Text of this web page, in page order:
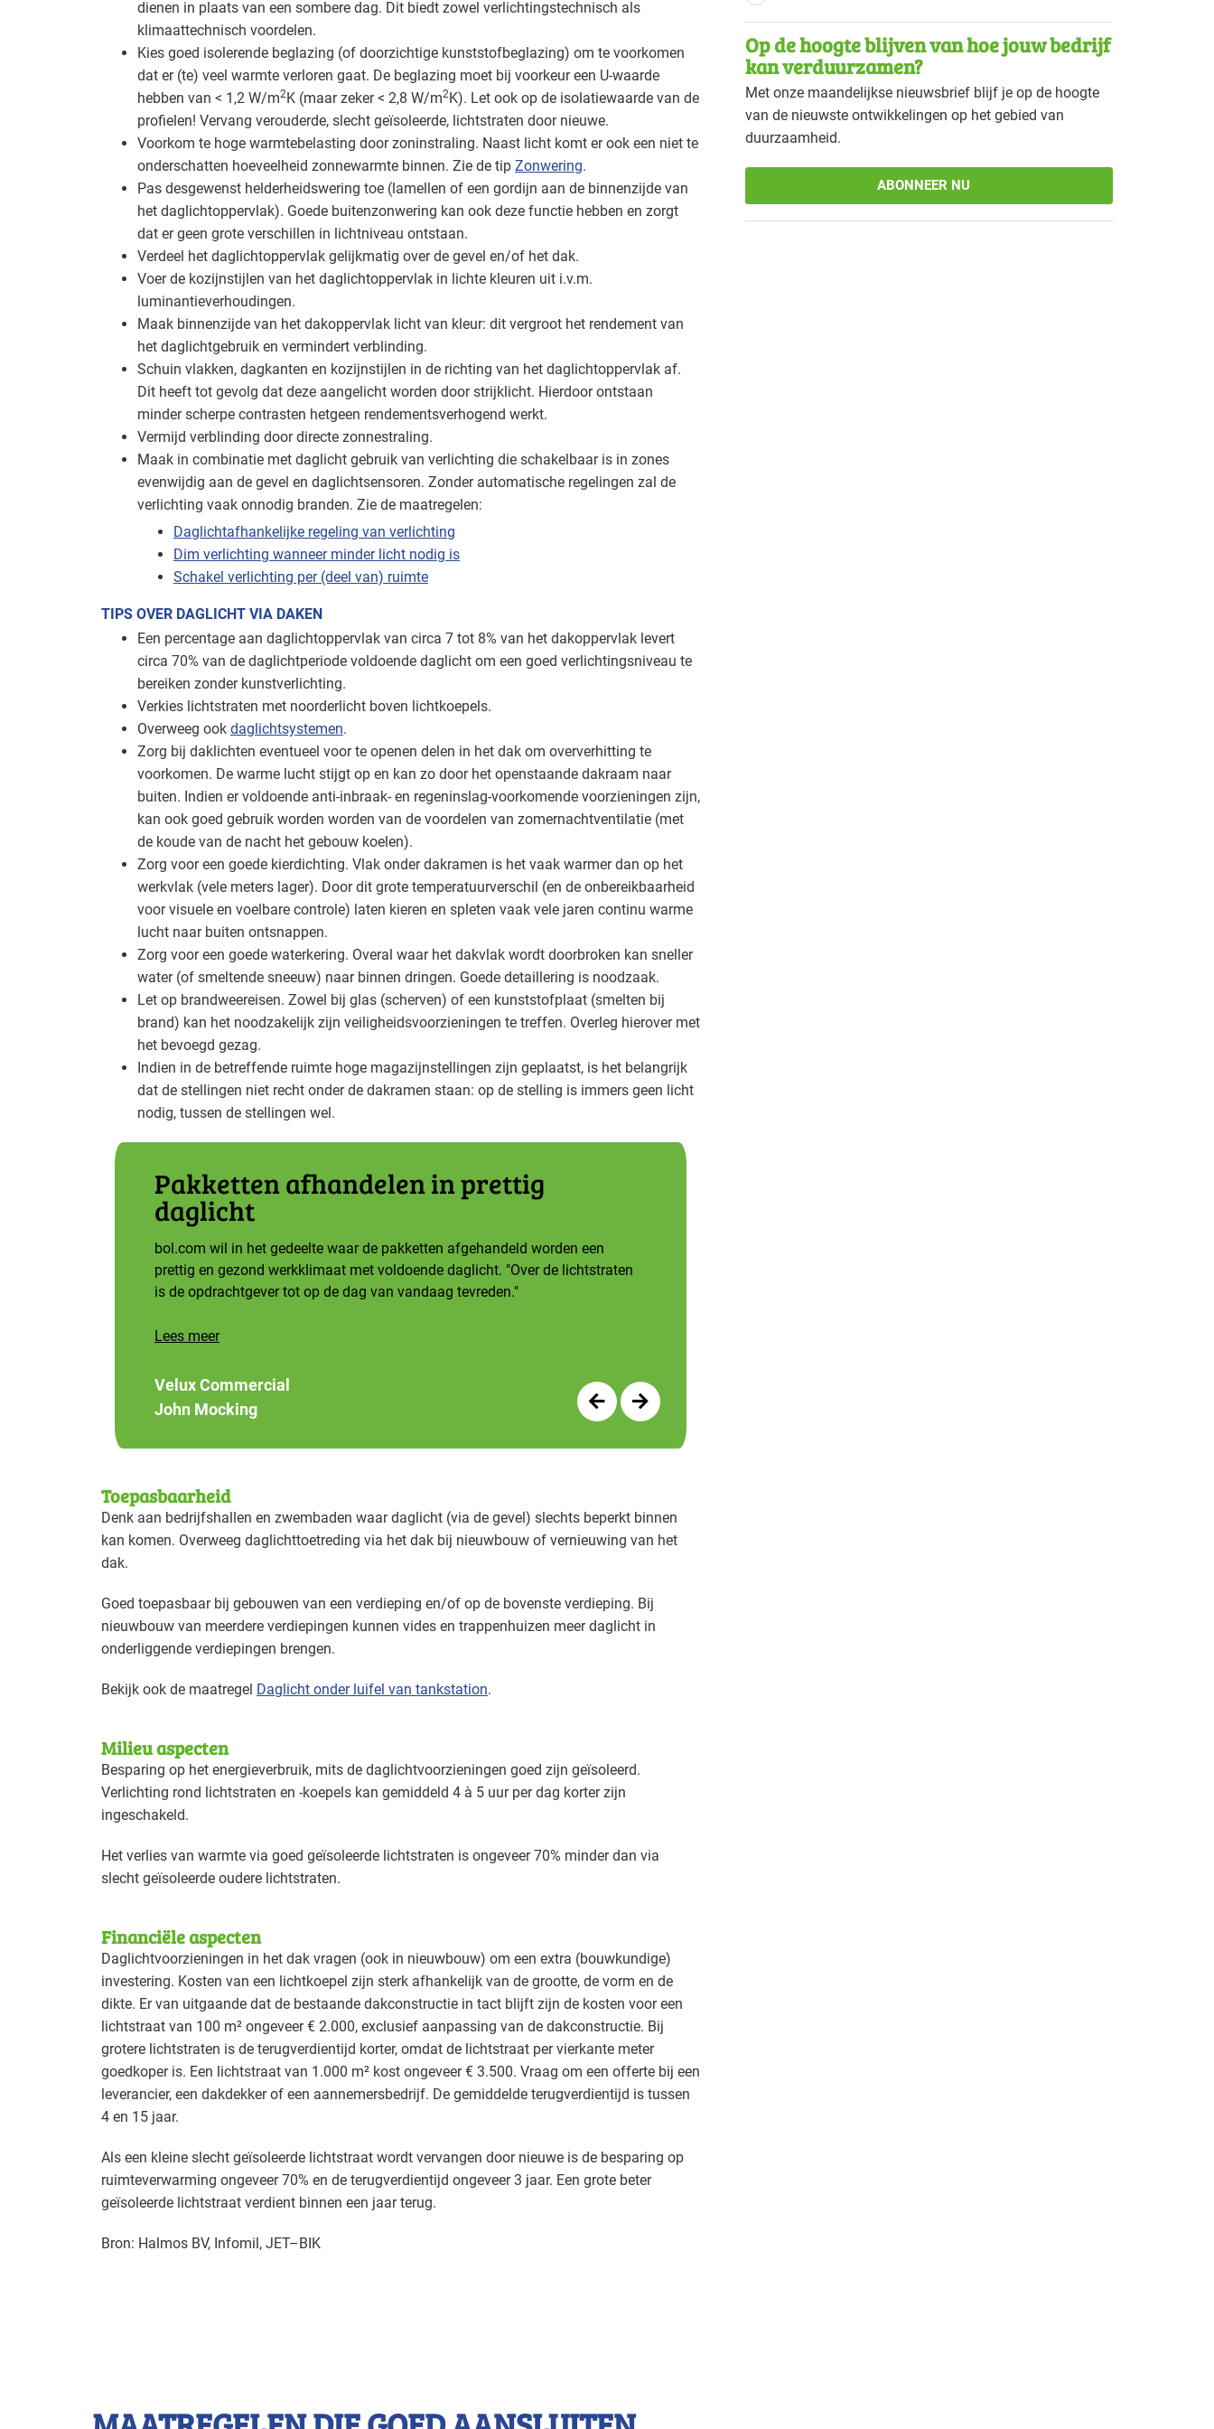
Landbouw - veeteelt Basis Natwasserijen Basis
Overige branches Basis Recreatie - congreslocaties Gevorderd Recreatie - hotels Gevorderd
Recreatie - overig Gevorderd Recreatie - restaurants en cafés Gevorderd Sport - overig Basis
Sport - zwembaden Basis Voedingsindustrie - brood en banket Basis Voedingsindustrie - overig
Voedingsindustrie - vlees Gevorderd Voedingsindustrie - zoetwaren Basis Zorg - dierenartsen Gevorderd
Zorg - eerstelijns Gevorderd Zorg - ziekenhuizen Gevorderd
Zorg - zorginstellingen Gevorderd
dienen in plaats van een sombere dag. Dit biedt zowel verlichtingstechnisch als
klimaattechnisch voordelen.
Kies goed isolerende beglazing (of doorzichtige kunststofbeglazing) om te voorkomen
dat er (te) veel warmte verloren gaat. De beglazing moet bij voorkeur een U-waarde
hebben van < 1,2 W/m2K (maar zeker < 2,8 W/m2K). Let ook op de isolatiewaarde van de
profielen! Vervang verouderde, slecht geïsoleerde, lichtstraten door nieuwe.
Voorkom te hoge warmtebelasting door zoninstraling. Naast licht komt er ook een niet te
onderschatten hoeveelheid zonnewarmte binnen. Zie de tip Zonwering.
Pas desgewenst helderheidswering toe (lamellen of een gordijn aan de binnenzijde van
het daglichtoppervlak). Goede buitenzonwering kan ook deze functie hebben en zorgt
dat er geen grote verschillen in lichtniveau ontstaan.
Verdeel het daglichtoppervlak gelijkmatig over de gevel en/of het dak.
Voer de kozijnstijlen van het daglichtoppervlak in lichte kleuren uit i.v.m.
luminantieverhoudingen.
Maak binnenzijde van het dakoppervlak licht van kleur: dit vergroot het rendement van
het daglichtgebruik en vermindert verblinding.
Schuin vlakken, dagkanten en kozijnstijlen in de richting van het daglichtoppervlak af.
Dit heeft tot gevolg dat deze aangelicht worden door strijklicht. Hierdoor ontstaan
minder scherpe contrasten hetgeen rendementsverhogend werkt.
Vermijd verblinding door directe zonnestraling.
Maak in combinatie met daglicht gebruik van verlichting die schakelbaar is in zones
evenwijdig aan de gevel en daglichtsensoren. Zonder automatische regelingen zal de
verlichting vaak onnodig branden. Zie de maatregelen:
Daglicht­­afhanke­­lijke regeling van verlichting
Dim verlichting wanneer minder licht nodig is
Schakel verlichting per (deel van) ruimte
TIPS OVER DAGLICHT VIA DAKEN
Een percentage aan daglichtoppervlak van circa 7 tot 8% van het dakoppervlak levert
circa 70% van de daglichtperiode voldoende daglicht om een goed verlichtingsniveau te
bereiken zonder kunstverlichting.
Verkies lichtstraten met noorderlicht boven lichtkoepels.
Overweeg ook daglichtsystemen.
Zorg bij daklichten eventueel voor te openen delen in het dak om oververhitting te
voorkomen. De warme lucht stijgt op en kan zo door het openstaande dakraam naar
buiten. Indien er voldoende anti-inbraak- en regeninslag-voorkomende voorzieningen zijn,
kan ook goed gebruik worden worden van de voordelen van zomernachtventilatie (met
de koude van de nacht het gebouw koelen).
Zorg voor een goede kierdichting. Vlak onder dakramen is het vaak warmer dan op het
werkvlak (vele meters lager). Door dit grote temperatuurverschil (en de onbereikbaarheid
voor visuele en voelbare controle) laten kieren en spleten vaak vele jaren continu warme
lucht naar buiten ontsnappen.
Zorg voor een goede waterkering. Overal waar het dakvlak wordt doorbroken kan sneller
water (of smeltende sneeuw) naar binnen dringen. Goede detaillering is noodzaak.
Let op brandweereisen. Zowel bij glas (scherven) of een kunststofplaat (smelten bij
brand) kan het noodzakelijk zijn veiligheidsvoorzieningen te treffen. Overleg hierover met
het bevoegd gezag.
Indien in de betreffende ruimte hoge magazijnstellingen zijn geplaatst, is het belangrijk
dat de stellingen niet recht onder de dakramen staan: op de stelling is immers geen licht
nodig, tussen de stellingen wel.
Pakketten afhandelen in prettig
daglicht
bol.com wil in het gedeelte waar de pakketten afgehandeld worden een
prettig en gezond werkklimaat met voldoende daglicht. "Over de lichtstraten
is de opdrachtgever tot op de dag van vandaag tevreden."
Lees meer
Velux Commercial
John Mocking
Toepasbaarheid
Denk aan bedrijfshallen en zwembaden waar daglicht (via de gevel) slechts beperkt binnen
kan komen. Overweeg daglichttoetreding via het dak bij nieuwbouw of vernieuwing van het
dak.
Goed toepasbaar bij gebouwen van een verdieping en/of op de bovenste verdieping. Bij
nieuwbouw van meerdere verdiepingen kunnen vides en trappenhuizen meer daglicht in
onderliggende verdiepingen brengen.
Bekijk ook de maatregel Daglicht onder luifel van tankstation.
Milieu aspecten
Besparing op het energieverbruik, mits de daglichtvoorzieningen goed zijn geïsoleerd.
Verlichting rond lichtstraten en -koepels kan gemiddeld 4 à 5 uur per dag korter zijn
ingeschakeld.
Het verlies van warmte via goed geïsoleerde lichtstraten is ongeveer 70% minder dan via
slecht geïsoleerde oudere lichtstraten.
Financiële aspecten
Daglichtvoorzieningen in het dak vragen (ook in nieuwbouw) om een extra (bouwkundige)
investering. Kosten van een lichtkoepel zijn sterk afhankelijk van de grootte, de vorm en de
dikte. Er van uitgaande dat de bestaande dakconstructie in tact blijft zijn de kosten voor een
lichtstraat van 100 m² ongeveer € 2.000, exclusief aanpassing van de dakconstructie. Bij
grotere lichtstraten is de terugverdientijd korter, omdat de lichtstraat per vierkante meter
goedkoper is. Een lichtstraat van 1.000 m² kost ongeveer € 3.500. Vraag om een offerte bij een
leverancier, een dakdekker of een aannemersbedrijf. De gemiddelde terugverdientijd is tussen
4 en 15 jaar.
Als een kleine slecht geïsoleerde lichtstraat wordt vervangen door nieuwe is de besparing op
ruimteverwarming ongeveer 70% en de terugverdientijd ongeveer 3 jaar. Een grote beter
geïsoleerde lichtstraat verdient binnen een jaar terug.
Bron: Halmos BV, Infomil, JET–BIK
Op de hoogte blijven van hoe jouw bedrijf
kan verduurzamen?
Met onze maandelijkse nieuwsbrief blijf je op de hoogte
van de nieuwste ontwikkelingen op het gebied van
duurzaamheid.
ABONNEER NU